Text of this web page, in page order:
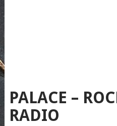
PALACE –
RADIO